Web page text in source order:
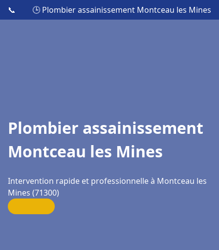
📞 🕒 Plombier assainissement Montceau les Mines
Plombier assainissement
Montceau les Mines
Intervention rapide et professionnelle à Montceau les
Mines (71300)